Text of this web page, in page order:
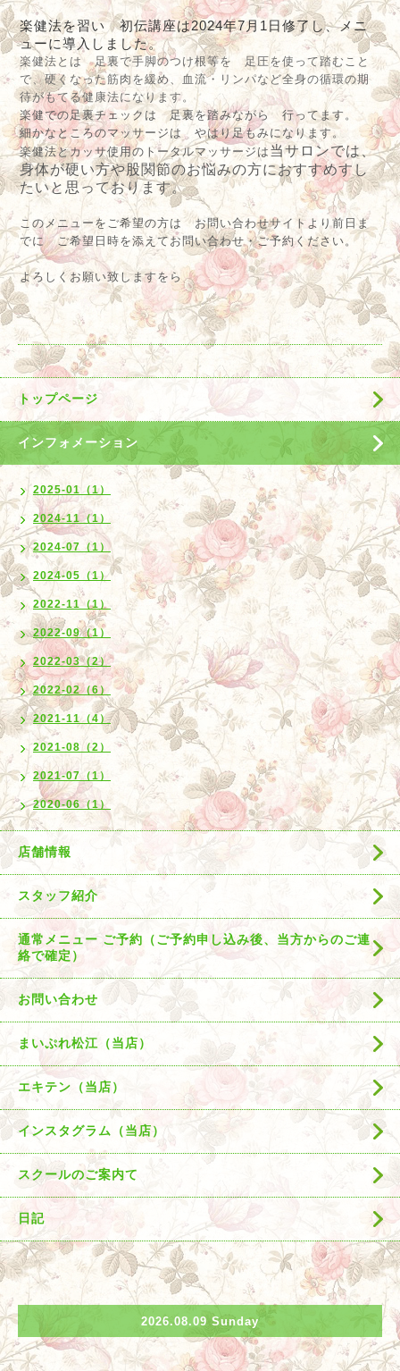
楽健法を習い 初伝講座は2024年7月1日修了し、メニ
ューに導入しました。
楽健法とは 足裏で手脚のつけ根等を 足圧を使って踏むこと
で、硬くなった筋肉を緩め、血流・リンパなど全身の循環の期
待がもてる健康法になります。
楽健での足裏チェックは 足裏を踏みながら 行ってます。
細かなところのマッサージは やはり足もみになります。
楽健法とカッサ使用のトータルマッサージは 当サロンでは、
身体が硬い方や股関節のお悩みの方におすすめすし
たいと思っております。
このメニューをご希望の方は お問い合わせサイトより前日ま
でに ご希望日時を添えてお問い合わせ・ご予約ください。
よろしくお願い致しますをら
トップページ
インフォメーション
2025-01（1）
2024-11（1）
2024-07（1）
2024-05（1）
2022-11（1）
2022-09（1）
2022-03（2）
2022-02（6）
2021-11（4）
2021-08（2）
2021-07（1）
2020-06（1）
店舗情報
スタッフ紹介
通常メニュー ご予約（ご予約申し込み後、当方からのご連
絡で確定）
お問い合わせ
まいぷれ松江（当店）
エキテン（当店）
インスタグラム（当店）
スクールのご案内て
日記
2026.08.09 Sunday